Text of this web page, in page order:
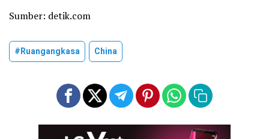
Sumber: detik.com
#Ruangangkasa China